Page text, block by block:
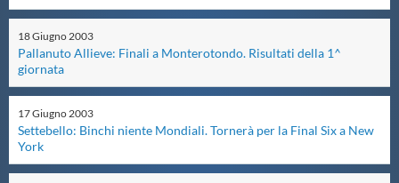
Protezione Civile
Qualità
Sostenibilità
18Giugno2003
Pallanuto Allieve: Finali a Monterotondo. Risultati della 1^
giornata
17Giugno2003
Settebello: Binchi niente Mondiali. Tornerà per la Final Six a New
York